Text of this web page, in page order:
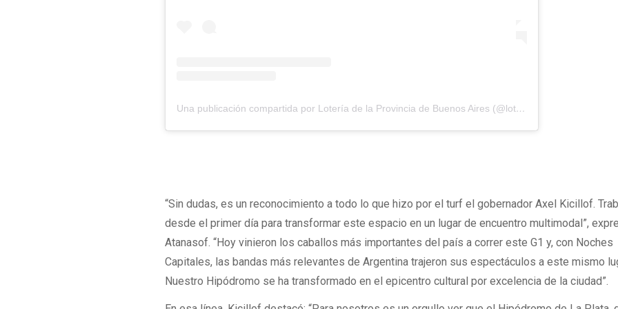
Una publicación compartida por Lotería de la Provincia de Buenos Aires (@loteriapba)
“Sin dudas, es un reconocimiento a todo lo que hizo por el turf el gobernador Axel Kicillof.
desde el primer día para transformar este espacio en un lugar de encuentro multimodal”,
Atanasof. “Hoy vinieron los caballos más importantes del país a correr este G1 y, con Noches
Capitales, las bandas más relevantes de Argentina trajeron sus espectáculos a este mismo
Nuestro Hipódromo se ha transformado en el epicentro cultural por excelencia de la ciudad”.